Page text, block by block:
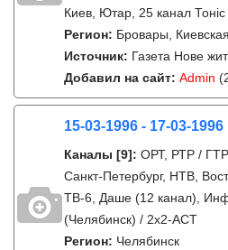
Киев, Ютар, 25 канал
Регион: Бровары,
Источник: Газета Нове
Добавил на сайт: Admin
15-03-1996 - 17-03-1996
Каналы [9]: ОРТ, РТР /
Санкт-Петербург, НТВ,
ТВ-6, Даше (12 канал),
(Челябинск) / 2х2-АСТ
Регион: Челябинск